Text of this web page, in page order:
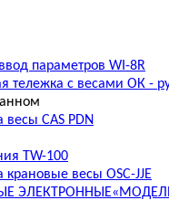
параметров WI-8R
тележка с весами ОК -
весы CAS PDN
TW-100
крановые весы OSC-JJE
ЭЛЕКТРОННЫЕ«МОДЕЛЬ